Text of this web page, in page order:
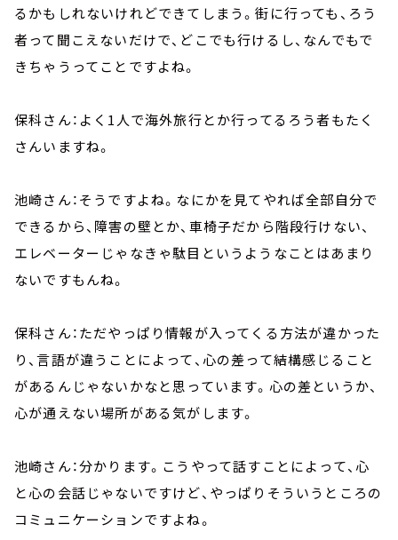
るかもしれないけれどできてしまう。街に行っても、ろう
者って聞こえないだけで、どこでも行けるし、なんでもで
きちゃうってことですよね。
保科さん：よく 1人で海外旅行とか行ってるろう者もたく
さんいますね。
池崎さん：そうですよね。なにかを見てやれば全部自分で
できるから、障害の壁とか、車椅子だから階段行けない、
エレベーターじゃなきゃ駄目というようなことはあまり
ないですもんね。
保科さん：ただやっぱり情報が入ってくる方法が違かった
り、言語が違うことによって、心の差って結構感じること
があるんじゃないかなと思っています。心の差というか、
心が通えない場所がある気がします。
池崎さん：分かります。こうやって話すことによって、心
と心の会話じゃないですけど、やっぱりそういうところの
コミュニケーションですよね。